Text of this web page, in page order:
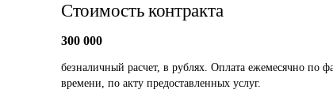
Стоимость контракта
300 000
безналичный расчет, в рублях. Оплата ежемесячно по
времени, по акту предоставленных услуг.